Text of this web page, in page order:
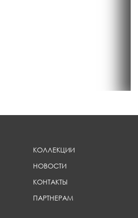
КОЛЛЕКЦИИ
НОВОСТИ
КОНТАКТЫ
ПАРТНЕРАМ